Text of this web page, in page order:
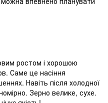
ростом і хорошою
Саме це насіння
Навіть після холодної
Зерно велике, сухе.